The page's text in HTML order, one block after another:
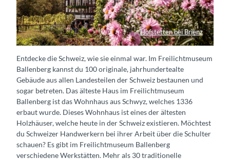
Hofstetten bei Brienz
Haus Freilichtmuseum Ballenberg
Entdecke die Schweiz, wie sie einmal war. Im Freilichtmuseum
Ballenberg kannst du 100 originale, jahrhundertealte
Gebäude aus allen Landesteilen der Schweiz bestaunen und
sogar betreten. Das älteste Haus im Freilichtmuseum
Ballenberg ist das Wohnhaus aus Schwyz, welches 1336
erbaut wurde. Dieses Wohnhaus ist eines der ältesten
Holzhäuser, welche heute in der Schweiz existieren. Möchtest
du Schweizer Handwerkern bei ihrer Arbeit über die Schulter
schauen? Es gibt im Freilichtmuseum Ballenberg
verschiedene Werkstätten. Mehr als 30 traditionelle